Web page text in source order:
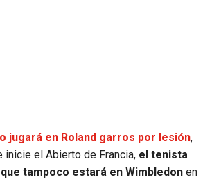
jugará en Roland garros por lesión,
inicie el Abierto de Francia, el tenista
tampoco estará en Wimbledon en